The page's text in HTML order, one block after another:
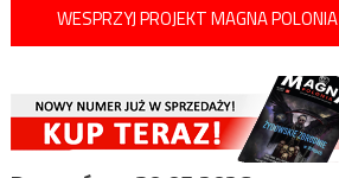
WESPRZYJ PROJEKT MAGNA POLONIA